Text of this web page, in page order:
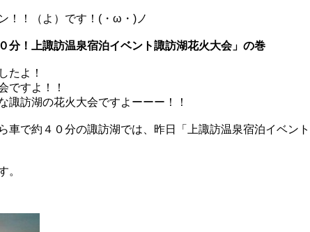
！！（よ）です！(・ω・)ノ
分！上諏訪温泉宿泊イベント諏訪湖花火大会」の巻
たよ！
ですよ！！
諏訪湖の花火大会ですよーーー！！
車で約４０分の諏訪湖では、昨日「上諏訪温泉宿泊イベン
。